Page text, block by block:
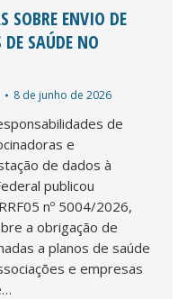
SOBRE ENVIO DE
SAÚDE NO
8 de junho de 2026
de
e
de dados à
publicou
nº 5004/2026,
a obrigação de
a planos de saúde
e empresas